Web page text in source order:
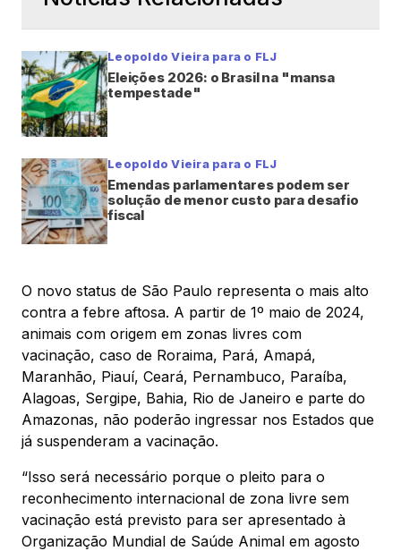
Leopoldo Vieira para o FLJ
Eleições 2026: o Brasil na "mansa
tempestade"
Leopoldo Vieira para o FLJ
Emendas parlamentares podem ser
solução de menor custo para desafio
fiscal
O novo status de São Paulo representa o mais alto
contra a febre aftosa. A partir de 1º maio de 2024,
animais com origem em zonas livres com
vacinação, caso de Roraima, Pará, Amapá,
Maranhão, Piauí, Ceará, Pernambuco, Paraíba,
Alagoas, Sergipe, Bahia, Rio de Janeiro e parte do
Amazonas, não poderão ingressar nos Estados que
já suspenderam a vacinação.
“Isso será necessário porque o pleito para o
reconhecimento internacional de zona livre sem
vacinação está previsto para ser apresentado à
Organização Mundial de Saúde Animal em agosto